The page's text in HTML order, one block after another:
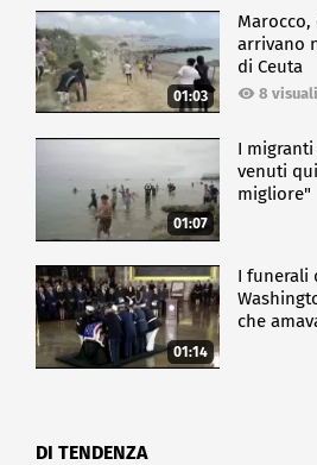
01:03
arrivano
di Ceuta
8
01:07
I migranti
venuti
migliore"
01:14
I funerali
che
DI TENDENZA